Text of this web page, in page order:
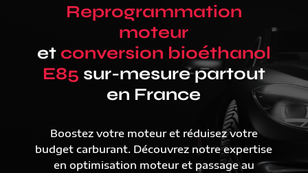
Reprogrammation
moteur
et conversion bioéthanol
E85 sur-mesure partout
en France
Boostez votre moteur et réduisez votre
budget carburant. Découvrez notre expertise
en optimisation moteur et passage au